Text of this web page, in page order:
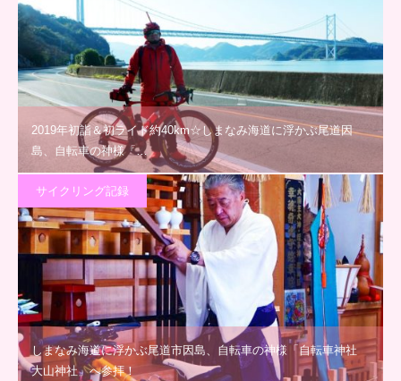
2019年初詣＆初ライド約40km☆しまなみ海道に浮かぶ尾道因
島、自転車の神様「…
サイクリング記録
しまなみ海道に浮かぶ尾道市因島、自転車の神様「自転車神社
大山神社」へ参拝！